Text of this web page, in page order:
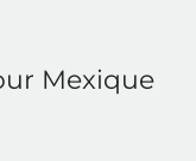
Mexique